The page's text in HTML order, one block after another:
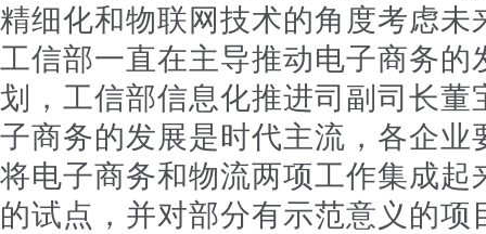
精细化和物联网技术的角度考虑
工信部一直在主导推动电子商务的
划，工信部信息化推进司副司长
子商务的发展是时代主流，各企
将电子商务和物流两项工作集成
的试点，并对部分有示范意义的